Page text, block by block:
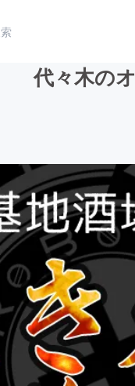
・ガジェット
業
地域活性化
代々木の